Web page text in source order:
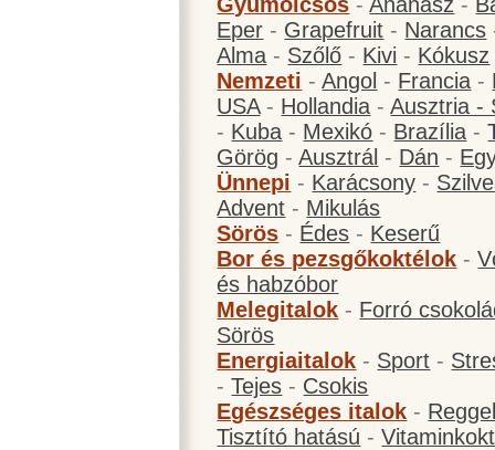
Eper - Grapefruit - Narancs
Alma - Szőlő - Kivi - Kókusz
Nemzeti -Angol - Francia -
USA- Hollandia -Ausztria -
- Kuba - Mexikó - Brazília -
Görög -Ausztrál - Dán -
Ünnepi - Karácsony -
Advent - Mikulás
Sörös - Édes - Keserű
Bor és pezsgőkoktélok -
és habzóbor
Melegitalok - Forró
Sörös
Energiaitalok - Sport -
-Tejes - Csokis
Egészséges italok -
Tisztító hatású -